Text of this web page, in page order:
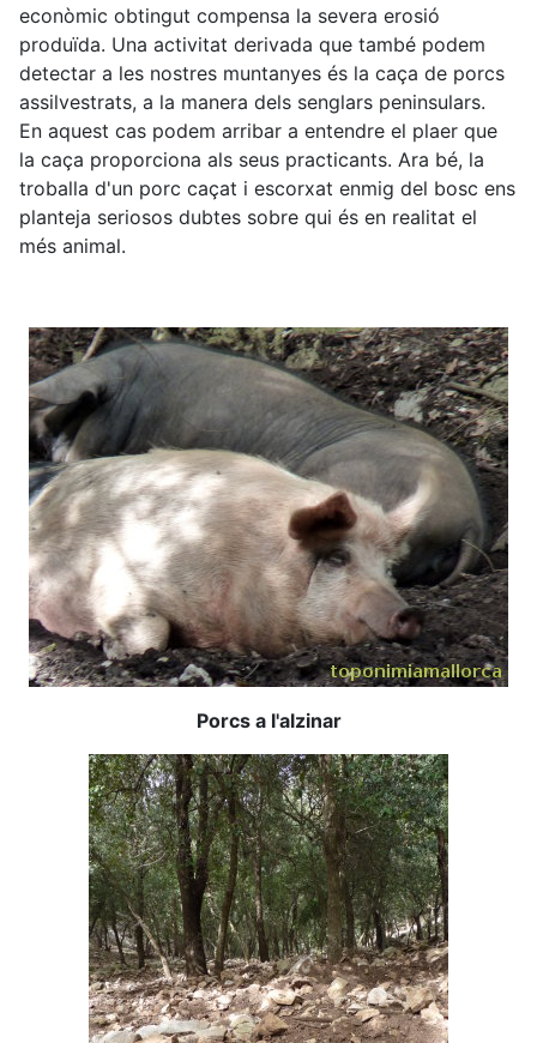
econòmic obtingut compensa la severa erosió
produïda. Una activitat derivada que també podem
detectar a les nostres muntanyes és la caça de porcs
assilvestrats, a la manera dels senglars peninsulars.
En aquest cas podem arribar a entendre el plaer que
la caça proporciona als seus practicants. Ara bé, la
troballa d'un porc caçat i escorxat enmig del bosc ens
planteja seriosos dubtes sobre qui és en realitat el
més animal.
Porcs a l'alzinar